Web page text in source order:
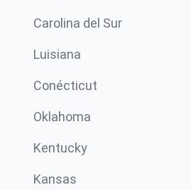
Carolina del Sur
Luisiana
Conécticut
Oklahoma
Kentucky
Kansas